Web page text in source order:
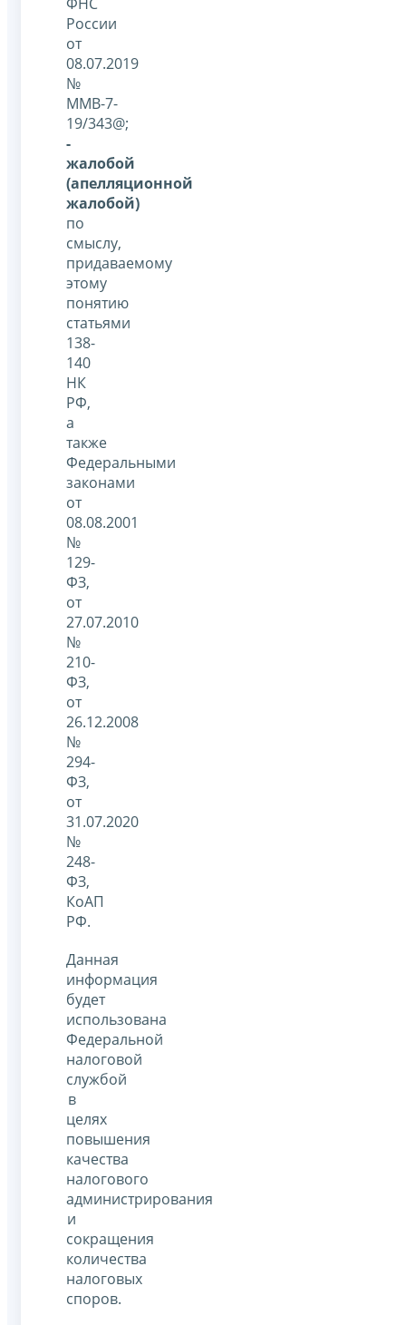
России
от
08.07.2019
№
ММВ-7-
19/343@;
-
жалобой
(апелляционной
жалобой)
по
смыслу,
придаваемому
этому
понятию
статьями
138-
140
НК
РФ,
а
также
Федеральными
законами
от
08.08.2001
№
129-
ФЗ,
от
27.07.2010
№
210-
ФЗ,
от
26.12.2008
№
294-
ФЗ,
от
31.07.2020
№
248-
ФЗ,
КоАП
РФ.
Данная
информация
будет
использована
Федеральной
налоговой
службой
в
целях
повышения
качества
налогового
администрирования
и
сокращения
количества
налоговых
споров.